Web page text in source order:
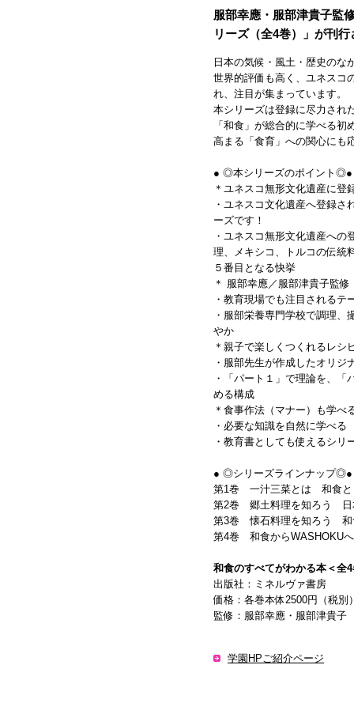
服部幸應・服部津貴子監
リーズ（全4巻）」が刊
日本の気候・風土・歴史のな
世界的評価も高く、ユネスコ
れ、注目が集まっています。
本シリーズは登録に尽力され
「和食」が総合的に学べる
高まる「食育」への関心にも
● ◎本シリーズのポイント
＊ユネスコ無形文化遺産に登
・ユネスコ文化遺産へ登録さ
ーズです！
・ユネスコ無形文化遺産への
理、メキシコ、トルコの伝統
５番目となる快挙
＊ 服部幸應／服部津貴子監修
・教育現場でも注目されるテ
・服部栄養専門学校で調理、
やか
＊親子で楽しくつくれるレシ
・服部先生が作成したオリジ
・「パート１」で理論を、「
める構成
＊食事作法（マナー）も学べ
・必要な知識を自然に学べる
・教育書としても使えるシリ
● ◎シリーズラインナップ
第1巻 一汁三菜とは 和食と
第2巻 郷土料理を知ろう 日
第3巻 懐石料理を知ろう 和
第4巻 和食からWASHOKU
和食のすべてがわかる本＜全
出版社：ミネルヴァ書房
価格：各巻本体2500円（税別
監修：服部幸應・服部津貴子
学園HPご紹介ページ